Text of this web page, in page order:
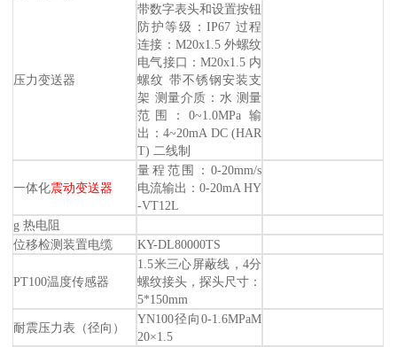
压力变送器
带数字表头和设置按钮
防护等级：IP67 过程
连接：M20x1.5 外螺纹
电气接口：M20x1.5 内
螺纹 带不锈钢安装支
架 测量介质：水 测量
范围：0~1.0MPa 输
出：4~20mA DC (HAR
T) 二线制
一体化震动变送器
量程范围：0-20mm/s
电流输出：0-20mA HY
-VT12L
g 热电阻
位移检测装置电缆
KY-DL80000TS
PT100温度传感器
1.5米三心屏蔽线，4分
螺纹接头，探头尺寸：
5*150mm
耐震压力表（径向）
YN100径向0-1.6MPaM
20×1.5